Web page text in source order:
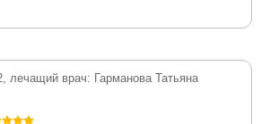
лечащий врач: Гарманова Татьяна